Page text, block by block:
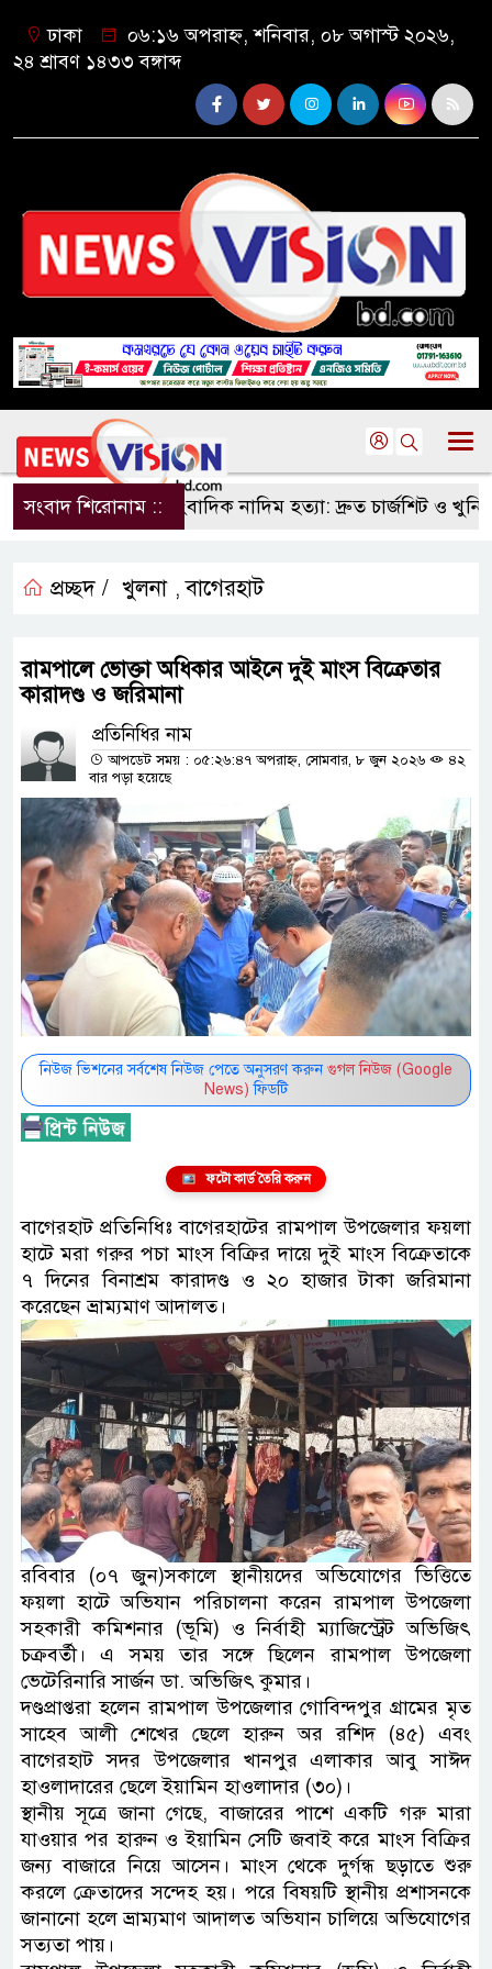
ঢাকা
০৬:১৬ অপরাহ্ন, শনিবার, ০৮ অগাস্ট ২০২৬,
২৪ শ্রাবণ ১৪৩৩ বঙ্গাব্দ
সংবাদ শিরোনাম ::সাংবাদিক নাদিম হত্যা: দ্রুত চার্জশিট ও
প্রচ্ছদ / খুলনা ,বাগেরহাট
রামপালে ভোক্তা অধিকার আইনে দুই মাংস বিক্রেতার
কারাদণ্ড ও জরিমানা
প্রতিনিধির নাম
আপডেট সময় : ০৫:২৬:৪৭ অপরাহ্ন, সোমবার, ৮ জুন ২০২৬
৪২
বার পড়া হয়েছে
নিউজ ভিশনের সর্বশেষ নিউজ পেতে অনুসরণ করুন গুগল নিউজ (Google
News) ফিডটি
ফটো কার্ড তৈরি করুন
বাগেরহাট প্রতিনিধিঃ বাগেরহাটের রামপাল উপজেলার ফয়লা
হাটে মরা গরুর পচা মাংস বিক্রির দায়ে দুই মাংস বিক্রেতাকে
৭ দিনের বিনাশ্রম কারাদণ্ড ও ২০ হাজার টাকা জরিমানা
করেছেন ভ্রাম্যমাণ আদালত।
রবিবার (০৭ জুন)সকালে স্থানীয়দের অভিযোগের ভিত্তিতে
ফয়লা হাটে অভিযান পরিচালনা করেন রামপাল উপজেলা
সহকারী কমিশনার (ভূমি) ও নির্বাহী ম্যাজিস্ট্রেট অভিজিৎ
চক্রবর্তী। এ সময় তার সঙ্গে ছিলেন রামপাল উপজেলা
ভেটেরিনারি সার্জন ডা. অভিজিৎ কুমার।
দণ্ডপ্রাপ্তরা হলেন রামপাল উপজেলার গোবিন্দপুর গ্রামের মৃত
সাহেব আলী শেখের ছেলে হারুন অর রশিদ (৪৫) এবং
বাগেরহাট সদর উপজেলার খানপুর এলাকার আবু সাঈদ
হাওলাদারের ছেলে ইয়ামিন হাওলাদার (৩০)।
স্থানীয় সূত্রে জানা গেছে, বাজারের পাশে একটি গরু মারা
যাওয়ার পর হারুন ও ইয়ামিন সেটি জবাই করে মাংস বিক্রির
জন্য বাজারে নিয়ে আসেন। মাংস থেকে দুর্গন্ধ ছড়াতে শুরু
করলে ক্রেতাদের সন্দেহ হয়। পরে বিষয়টি স্থানীয় প্রশাসনকে
জানানো হলে ভ্রাম্যমাণ আদালত অভিযান চালিয়ে অভিযোগের
সত্যতা পায়।